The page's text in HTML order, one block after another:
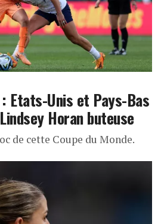
: Etats-Unis et Pays-Bas
Horan buteuse
de cette Coupe du Monde.